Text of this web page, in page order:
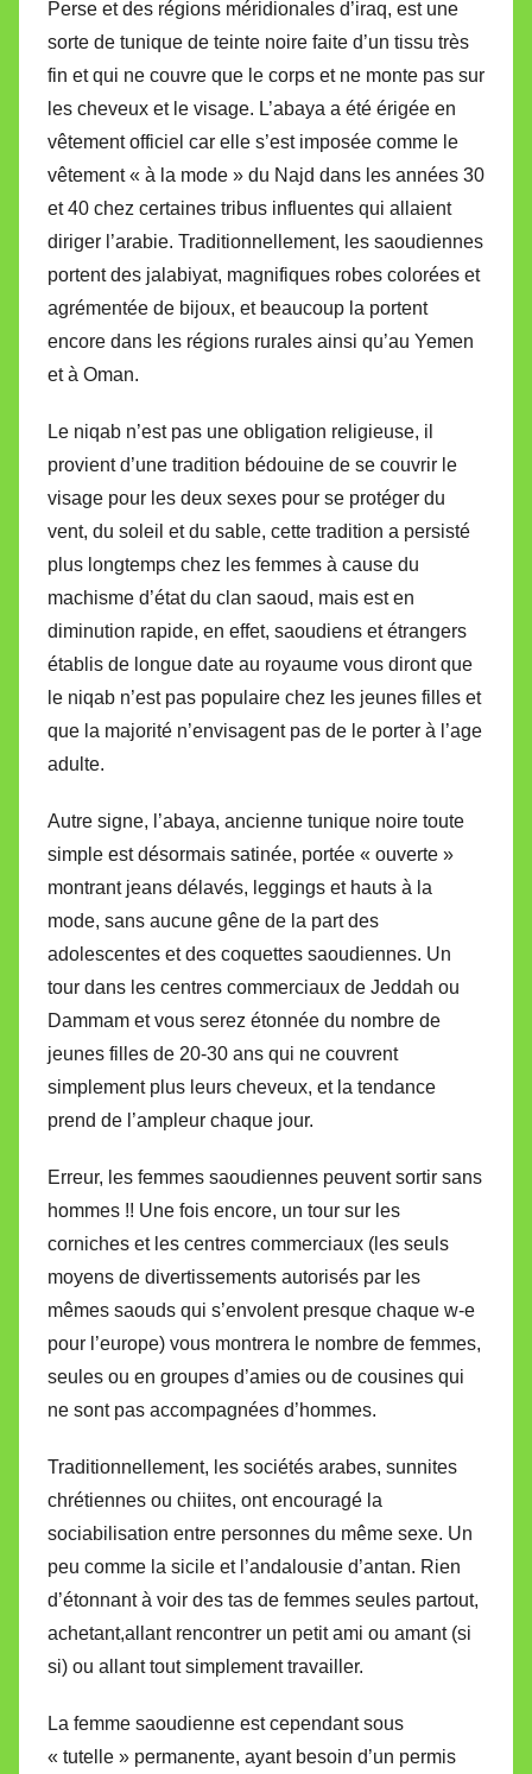
Perse et des régions méridionales d’iraq, est une
sorte de tunique de teinte noire faite d’un tissu très
fin et qui ne couvre que le corps et ne monte pas sur
les cheveux et le visage. L’abaya a été érigée en
vêtement officiel car elle s’est imposée comme le
vêtement « à la mode » du Najd dans les années 30
et 40 chez certaines tribus influentes qui allaient
diriger l’arabie. Traditionnellement, les saoudiennes
portent des jalabiyat, magnifiques robes colorées et
agrémentée de bijoux, et beaucoup la portent
encore dans les régions rurales ainsi qu’au Yemen
et à Oman.
Le niqab n’est pas une obligation religieuse, il
provient d’une tradition bédouine de se couvrir le
visage pour les deux sexes pour se protéger du
vent, du soleil et du sable, cette tradition a persisté
plus longtemps chez les femmes à cause du
machisme d’état du clan saoud, mais est en
diminution rapide, en effet, saoudiens et étrangers
établis de longue date au royaume vous diront que
le niqab n’est pas populaire chez les jeunes filles et
que la majorité n’envisagent pas de le porter à l’age
adulte.
Autre signe, l’abaya, ancienne tunique noire toute
simple est désormais satinée, portée « ouverte »
montrant jeans délavés, leggings et hauts à la
mode, sans aucune gêne de la part des
adolescentes et des coquettes saoudiennes. Un
tour dans les centres commerciaux de Jeddah ou
Dammam et vous serez étonnée du nombre de
jeunes filles de 20-30 ans qui ne couvrent
simplement plus leurs cheveux, et la tendance
prend de l’ampleur chaque jour.
Erreur, les femmes saoudiennes peuvent sortir sans
hommes !! Une fois encore, un tour sur les
corniches et les centres commerciaux (les seuls
moyens de divertissements autorisés par les
mêmes saouds qui s’envolent presque chaque w-e
pour l’europe) vous montrera le nombre de femmes,
seules ou en groupes d’amies ou de cousines qui
ne sont pas accompagnées d’hommes.
Traditionnellement, les sociétés arabes, sunnites
chrétiennes ou chiites, ont encouragé la
sociabilisation entre personnes du même sexe. Un
peu comme la sicile et l’andalousie d’antan. Rien
d’étonnant à voir des tas de femmes seules partout,
achetant,allant rencontrer un petit ami ou amant (si
si) ou allant tout simplement travailler.
La femme saoudienne est cependant sous
« tutelle » permanente, ayant besoin d’un permis